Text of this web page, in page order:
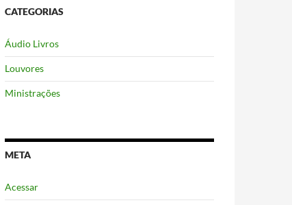
CATEGORIAS
Áudio Livros
Louvores
Ministrações
META
Acessar